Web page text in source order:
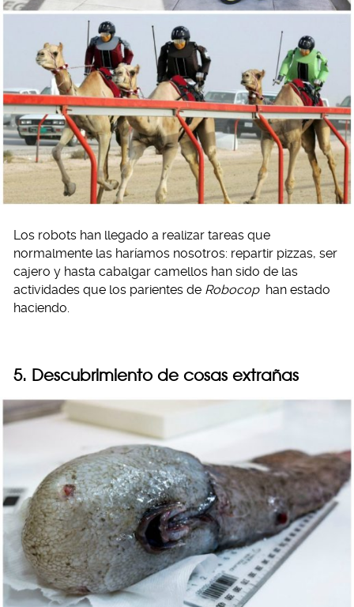
Los robots han llegado a realizar tareas que
normalmente las haríamos nosotros: repartir pizzas, ser
cajero y hasta cabalgar camellos han sido de las
actividades que los parientes de Robocop han estado
haciendo.
5. Descubrimiento de cosas extrañas